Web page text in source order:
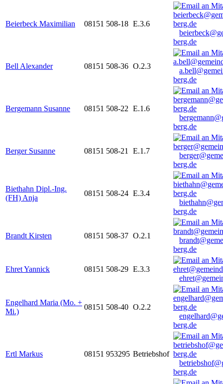
Beierbeck Maximilian 08151 508-18 E.3.6
berg.de
Bell Alexander 08151 508-36 O.2.3
berg.de
Bergemann Susanne 08151 508-22 E.1.6
berg.de
Berger Susanne 08151 508-21 E.1.7
berg.de
Biethahn Dipl.-Ing.
(FH) Anja
08151 508-24 E.3.4
berg.de
Brandt Kirsten 08151 508-37 O.2.1
berg.de
Ehret Yannick 08151 508-29 E.3.3
Engelhard Maria (Mo. +
Mi.)
08151 508-40 O.2.2
berg.de
Ertl Markus 08151 953295 Betriebshof
berg.de